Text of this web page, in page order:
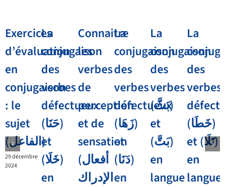
Exercices
d’évaluation
en
conjugaison
: le
sujet
(الفاعل)
29 décembre
2024
La
conjugaison
des
verbes
défectueux
(حَنَا)
et
(خَلَا)
en
Connaitre
les
verbes
de
perception
et de
sensation
(أفعال
الإدراك
La
conjugaison
des
verbes
défectueux
(زَهَا)
et
(دَنَا)
en
La
conjugaison
des
verbes
(بَثَّ)
et
(بَتَّ)
en
langue
La
des
verbes
(خَطَا)
et (تَلَا)
en
langue